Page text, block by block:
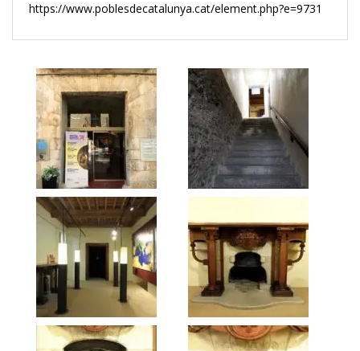
https://www.poblesdecatalunya.cat/element.php?e=9731